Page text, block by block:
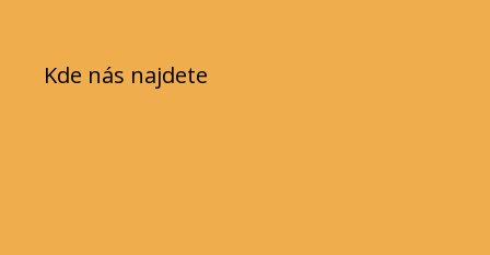
Kde nás najdete